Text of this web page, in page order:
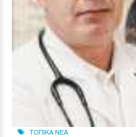
ΤΟΠΙΚΑ ΝΕΑ